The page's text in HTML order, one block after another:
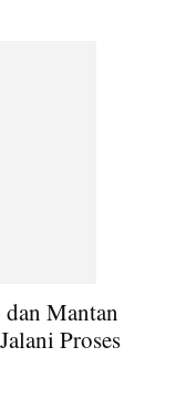
Mantan
Proses